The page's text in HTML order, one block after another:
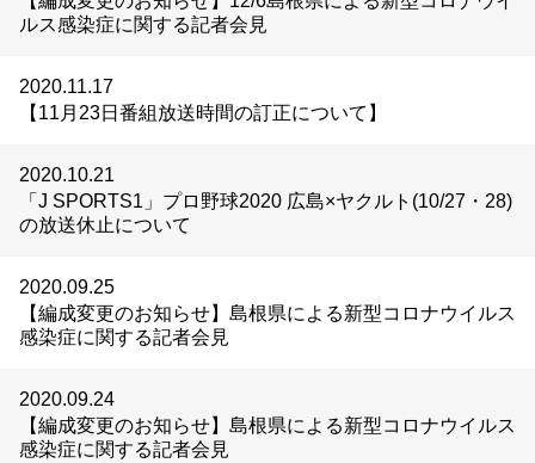
ルス感染症に関する記者会見
2020.11.17
【11月23日番組放送時間の訂正について】
2020.10.21
「J SPORTS1」プロ野球2020 広島×ヤクルト(10/27・28)
の放送休止について
2020.09.25
【編成変更のお知らせ】島根県による新型コロナウイルス
感染症に関する記者会見
2020.09.24
【編成変更のお知らせ】島根県による新型コロナウイルス
感染症に関する記者会見